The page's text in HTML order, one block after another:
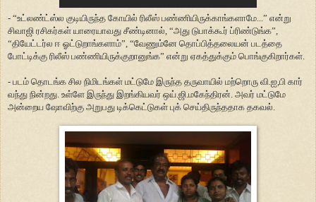
- “உட்லண்ட்ஸ்ல குடியிருந்த கோயில் ரிலீஸ் பண்ணியிருக்காங்களாமே...” என்று
சிவாஜி ரசிகர்கள் யாரையாவது சீண்டினால், “அது டுபாக்கூர் ப்ரிண்டுங்க”,
“தியேட்டர்ல ஈ ஓட்டுறாங்களாம்”, “வேணும்னே தொப்பித்தலையன் படத்தை
போட்டிக்கு ரிலீஸ் பண்ணியிருக்குறானுங்க” என்று ஏகத்துக்கும் பொங்குகிறார்கள்.
- படம் தொடங்க சில நிமிடங்கள் மட்டுமே இருந்த தருவாயில் மற்றொரு வி.ஐ,பி கார்
வந்து நின்றது. உள்ளே இருந்து இறங்கியவர் ஒய்.ஜி.மகேந்திரன். அவர் மட்டுமே
அன்றைய ஷோவிற்கு அறுபது டிக்கெட்டுகள் புக் செய்திருந்ததாக தகவல்.